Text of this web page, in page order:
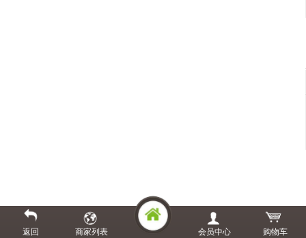
返回 商家列表 会员中心 购物车